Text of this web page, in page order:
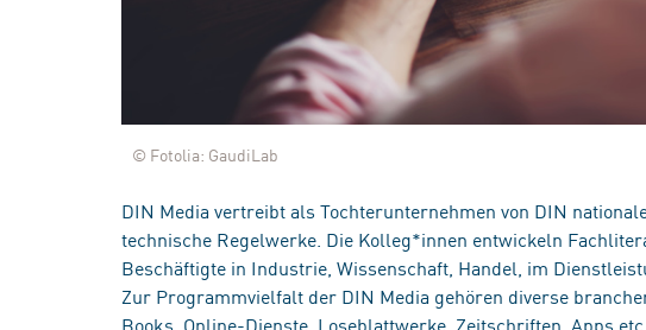
© Fotolia: GaudiLab
DIN Media vertreibt als Tochterunternehmen von DIN
technische Regelwerke. Die Kolleg*innen entwickeln
Beschäftigte in Industrie, Wissenschaft, Handel, im
Zur Programmvielfalt der DIN Media gehören diverse
Books, Online-Dienste, Loseblattwerke, Zeitschriften, Apps etc.